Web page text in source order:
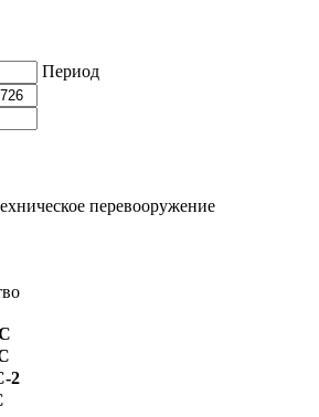
Период
перевооружение
2